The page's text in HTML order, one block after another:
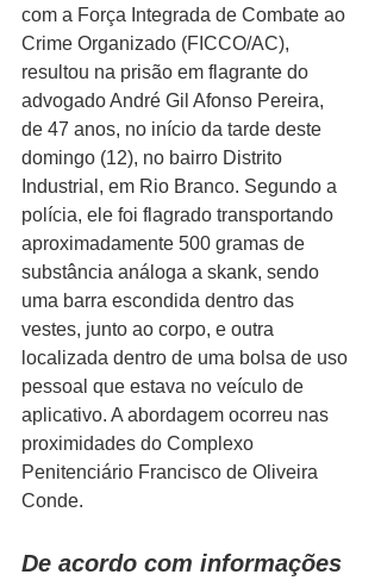
com a Força Integrada de Combate ao
Crime Organizado (FICCO/AC),
resultou na prisão em flagrante do
advogado André Gil Afonso Pereira,
de 47 anos, no início da tarde deste
domingo (12), no bairro Distrito
Industrial, em Rio Branco. Segundo a
polícia, ele foi flagrado transportando
aproximadamente 500 gramas de
substância análoga a skank, sendo
uma barra escondida dentro das
vestes, junto ao corpo, e outra
localizada dentro de uma bolsa de uso
pessoal que estava no veículo de
aplicativo. A abordagem ocorreu nas
proximidades do Complexo
Penitenciário Francisco de Oliveira
Conde.
De acordo com informações